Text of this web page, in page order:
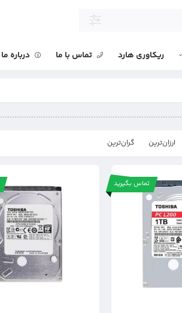
ریکاوری هارد تماس با ما درباره ما
ارزان‌ترین گران‌ترین
تماس بگیرید